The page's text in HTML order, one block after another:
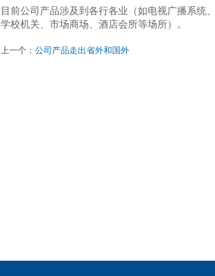
目前公司产品涉及到各行各业（如电视广播系统
学校机关、市场商场、酒店会所等场所）。
上一个： 公司产品走出省外和国外